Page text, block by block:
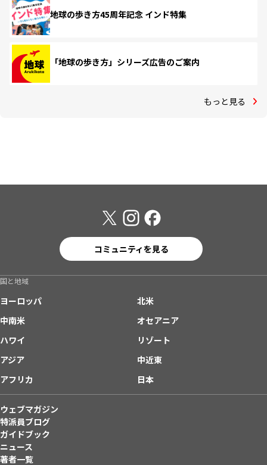
地球の歩き方45周年記念 インド特集
「地球の歩き方」シリーズ広告のご案内
もっと見る
コミュニティを見る
国と地域
ヨーロッパ
北米
中南米
オセアニア
ハワイ
リゾート
アジア
中近東
アフリカ
日本
ウェブマガジン
特派員ブログ
ガイドブック
ニュース
著者一覧